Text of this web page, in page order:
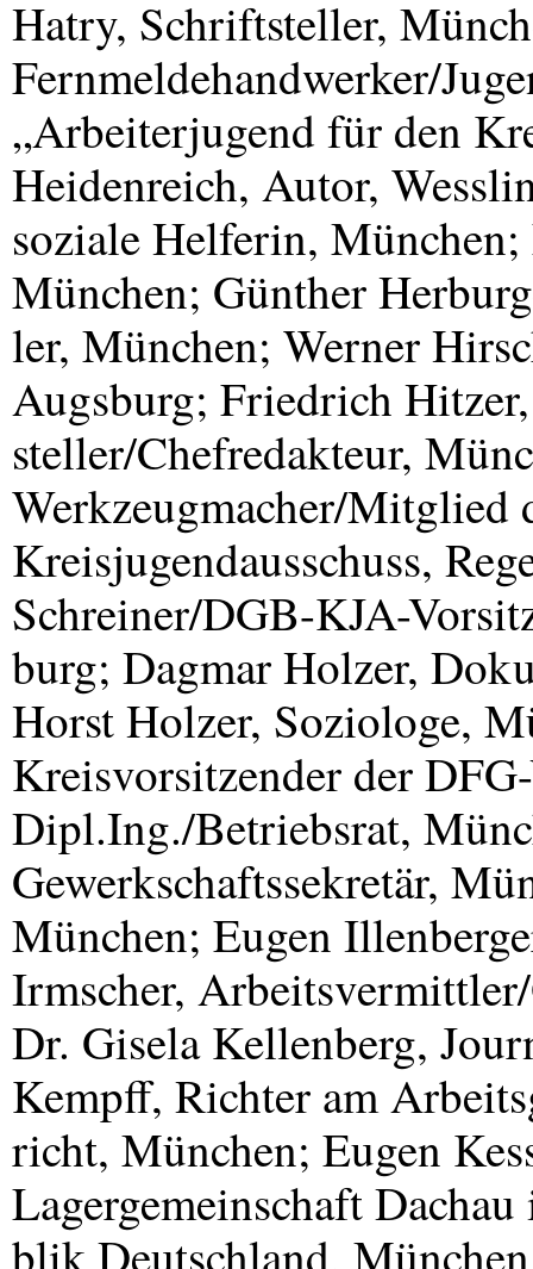
Hatry, Schriftsteller,
Fernmeldehandwerker/
„Arbeiterjugend für den
Heidenreich, Autor,
soziale Helferin,
München; Günther
ler, München; Werner
Augsburg; Friedrich
steller/Chefredakteur,
Werkzeugmacher/Mitglied
Kreisjugendausschuss,
Schreiner/DGB-KJA-
burg; Dagmar Holzer,
Horst Holzer, Soziologe,
Kreisvorsitzender derDFG
Dipl.Ing./Betriebsrat,
Gewerkschaftssekretär,
München; Eugen
Irmscher,
Dr. Gisela Kellenberg,
Kempff, Richter am
richt, München; Eugen
Lagergemeinschaft
blik Deutschland,